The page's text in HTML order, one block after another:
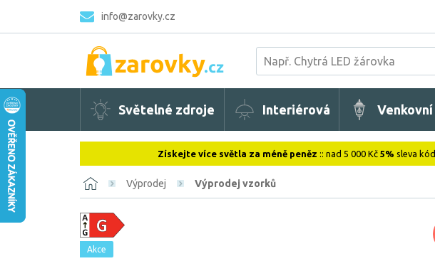
info@zarovky.cz
Světelné zdroje Interiérová Venkovní
Získejte více světla za méně peněz :: nad 5 000 Kč 5% sleva kód
Výprodej Výprodej vzorků
Akce